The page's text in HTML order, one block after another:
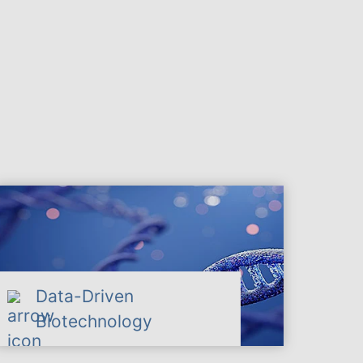
Data-Driven
Biotechnology